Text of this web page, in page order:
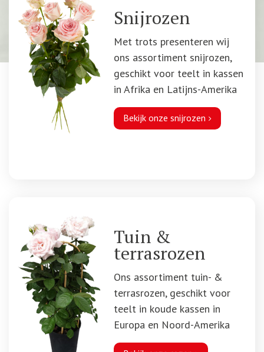
Snijrozen
Met trots presenteren wij
ons assortiment snijrozen,
geschikt voor teelt in kassen
in Afrika en Latijns-Amerika
Bekijk onze snijrozen
Tuin &
terrasrozen
Ons assortiment tuin- &
terrasrozen, geschikt voor
teelt in koude kassen in
Europa en Noord-Amerika